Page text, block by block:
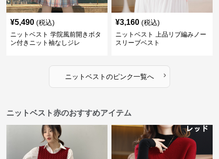
¥5,490 (税込)
ニットベスト 学院風前開きボタ
ン付きニット袖なしジレ
¥3,160 (税込)
ニットベスト 上品リブ編みノー
スリーブベスト
ニットベストのピンク一覧へ ›
ニットベスト赤のおすすめアイテム